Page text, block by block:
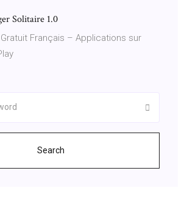
Solitaire 1.0
Français – Applications sur
Search